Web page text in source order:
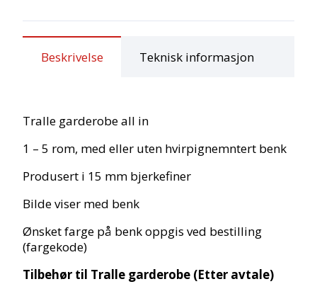
Beskrivelse Teknisk informasjon
Tralle garderobe all in
1 – 5 rom, med eller uten hvirpignemntert benk
Produsert i 15 mm bjerkefiner
Bilde viser med benk
Ønsket farge på benk oppgis ved bestilling
(fargekode)
Tilbehør til Tralle garderobe (Etter avtale)